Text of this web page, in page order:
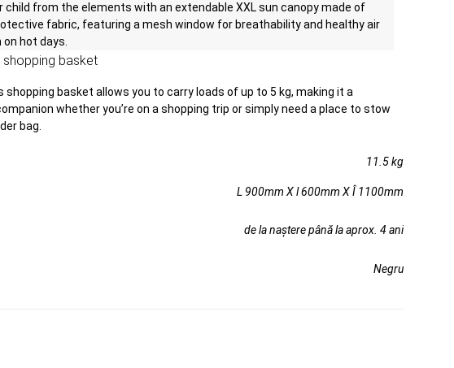
child from the elements with an extendable XXL sun canopy made of
fabric, featuring a mesh window for breathability and healthy air
hot days.
basket
shopping basket allows you to carry loads of up to 5 kg, making it a
whether you’re on a shopping trip or simply need a place to stow
bag.
11.5 kg
L 900mm X l 600mm X Î 1100mm
de la naștere până la aprox. 4 ani
Negru